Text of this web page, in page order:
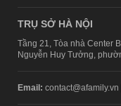
TRỤ SỞ HÀ NỘI
Tầng 21, Tòa nhà Center
Nguyễn Huy Tưởng,
Email: contact@afamily.vn |